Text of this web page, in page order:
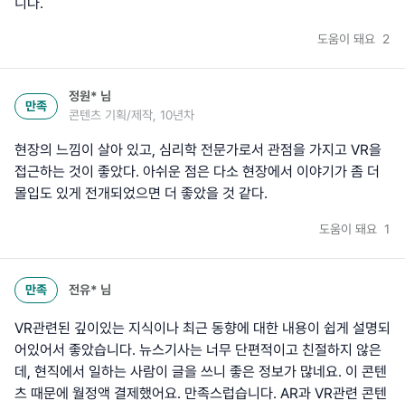
니다.
도움이 돼요 2
만족
정원* 님
콘텐츠 기획/제작, 10년차
현장의 느낌이 살아 있고, 심리학 전문가로서 관점을 가지고 VR을
접근하는 것이 좋았다. 아쉬운 점은 다소 현장에서 이야기가 좀 더
몰입도 있게 전개되었으면 더 좋았을 것 같다.
도움이 돼요 1
만족 전유* 님
VR관련된 깊이있는 지식이나 최근 동향에 대한 내용이 쉽게 설명되
어있어서 좋았습니다. 뉴스기사는 너무 단편적이고 친절하지 않은
데, 현직에서 일하는 사람이 글을 쓰니 좋은 정보가 많네요. 이 콘텐
츠 때문에 월정액 결제했어요. 만족스럽습니다. AR과 VR관련 콘텐